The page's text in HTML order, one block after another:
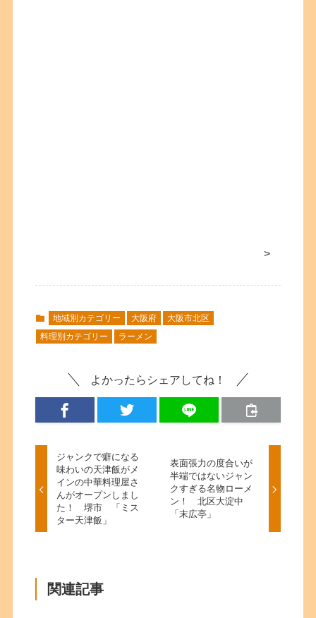
>
地域別カテゴリー 大阪府
大阪市北区
料理別カテゴリー
ラーメン
よかったらシェアしてね！
ジャンクで癖になる
味わいの天津飯がメ
インの中華料理屋さ
んがオープンしまし
た！ 堺市 「ミス
ター天津飯」
表面張力の度合いが
半端ではないジャン
クすぎる名物ローメ
ン！ 北区大淀中
「末広亭」
関連記事